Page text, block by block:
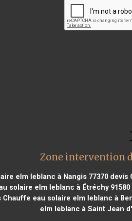
Zone intervention
elm leblanc à Nangis 77370 devis
solaire elm leblanc à Étréchy 91580
Chauffe eau solaire elm leblanc à
elm leblanc à Saint Jean